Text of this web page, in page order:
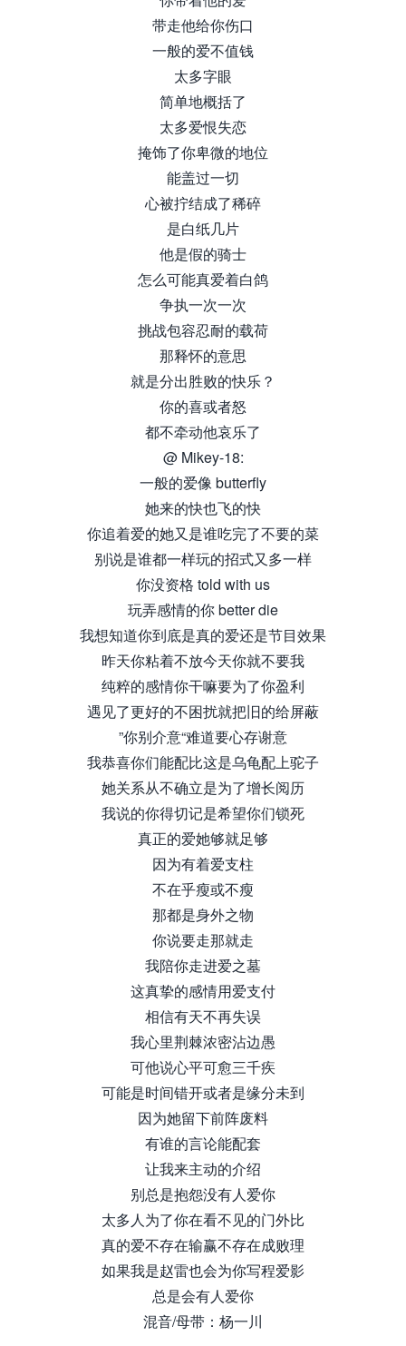
带走他给你伤口
一般的爱不值钱
太多字眼
简单地概括了
太多爱恨失恋
掩饰了你卑微的地位
能盖过一切
心被拧结成了稀碎
是白纸几片
他是假的骑士
怎么可能真爱着白鸽
争执一次一次
挑战包容忍耐的载荷
那释怀的意思
就是分出胜败的快乐？
你的喜或者怒
都不牵动他哀乐了
@ Mikey-18:
一般的爱像 butterfly
她来的快也飞的快
你追着爱的她又是谁吃完了不要的菜
别说是谁都一样玩的招式又多一样
你没资格 told with us
玩弄感情的你 better die
我想知道你到底是真的爱还是节目效果
昨天你粘着不放今天你就不要我
纯粹的感情你干嘛要为了你盈利
遇见了更好的不困扰就把旧的给屏蔽
”你别介意“难道要心存谢意
我恭喜你们能配比这是乌龟配上驼子
她关系从不确立是为了增长阅历
我说的你得切记是希望你们锁死
真正的爱她够就足够
因为有着爱支柱
不在乎瘦或不瘦
那都是身外之物
你说要走那就走
我陪你走进爱之墓
这真挚的感情用爱支付
相信有天不再失误
我心里荆棘浓密沾边愚
可他说心平可愈三千疾
可能是时间错开或者是缘分未到
因为她留下前阵废料
有谁的言论能配套
让我来主动的介绍
别总是抱怨没有人爱你
太多人为了你在看不见的门外比
真的爱不存在输赢不存在成败理
如果我是赵雷也会为你写程爱影
总是会有人爱你
混音/母带：杨一川